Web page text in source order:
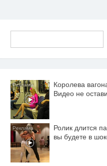
Королева
Видео не
Ролик длится
вы будете в